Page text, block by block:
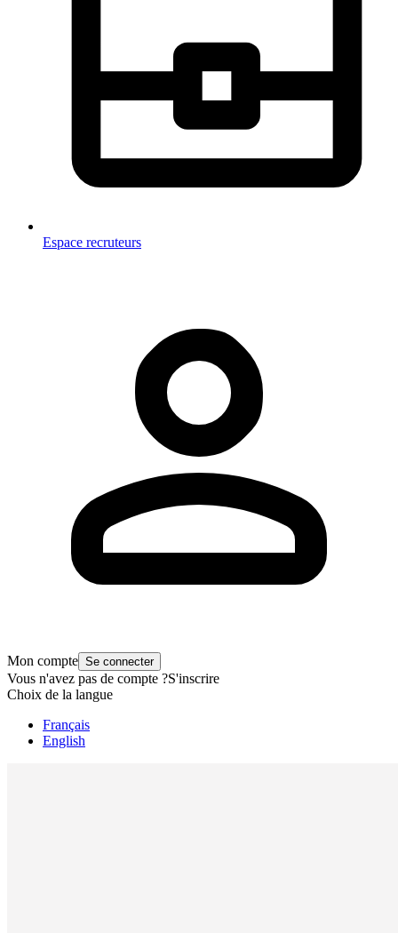
Espace recruteurs
Mon compte Se connecter
Vous n'avez pas de compte ?S'inscrire
Choix de la langue
Français
English